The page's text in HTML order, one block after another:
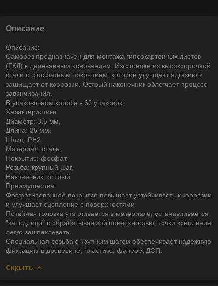
Описание
Описание:
Саморез предназначен для монтажа гипсокартонных листов
(ГКЛ) к деревянным основаниям. Изготовлен из высокопрочной
стали с фосфатным покрытием, которое улучшает адгезию и
защищает от коррозии. Острый наконечник облегчает процесс
завинчивания.
В упаковочном коробе - 60 упаковок
Характеристики:
Диаметр: 3.5 мм,
Длина: 35 мм,
Шлиц: PН2,
Материал: сталь,
Покрытие: фосфат,
Резьба: крупный шаг,
Наконечник: острый
Преимущества:
Фосфатированное покрытие повышает устойчивость к коррозии
и улучшает сцепление с поверхностями
Потайная головка утапливается в материале, устанавливается
"заподлицо" с обрабатываемой поверхностью, точки крепления
легко зашпаклевать.
Специальная резьба с крупным шагом обеспечивает надежную
фиксацию в древесине, пластике, фанере, ДСП.
Скрыть